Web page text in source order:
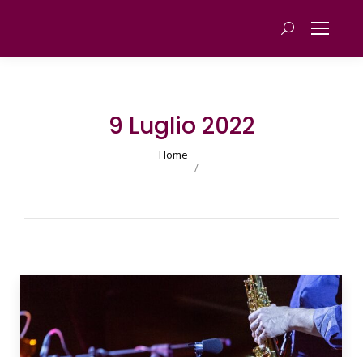
Cerca
9 Luglio 2022
You are here:
Home